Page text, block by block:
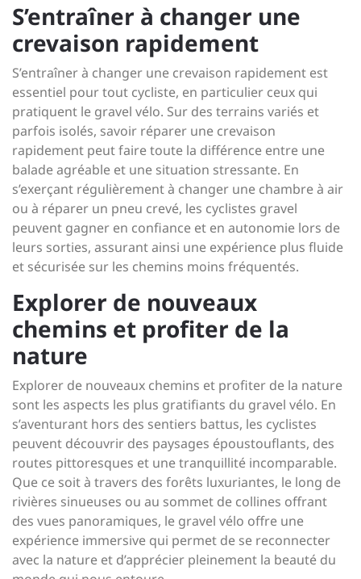
S’entraîner à changer une
crevaison rapidement
S’entraîner à changer une crevaison rapidement est
essentiel pour tout cycliste, en particulier ceux qui
pratiquent le gravel vélo. Sur des terrains variés et
parfois isolés, savoir réparer une crevaison
rapidement peut faire toute la différence entre une
balade agréable et une situation stressante. En
s’exerçant régulièrement à changer une chambre à air
ou à réparer un pneu crevé, les cyclistes gravel
peuvent gagner en confiance et en autonomie lors de
leurs sorties, assurant ainsi une expérience plus fluide
et sécurisée sur les chemins moins fréquentés.
Explorer de nouveaux
chemins et profiter de la
nature
Explorer de nouveaux chemins et profiter de la nature
sont les aspects les plus gratifiants du gravel vélo. En
s’aventurant hors des sentiers battus, les cyclistes
peuvent découvrir des paysages époustouflants, des
routes pittoresques et une tranquillité incomparable.
Que ce soit à travers des forêts luxuriantes, le long de
rivières sinueuses ou au sommet de collines offrant
des vues panoramiques, le gravel vélo offre une
expérience immersive qui permet de se reconnecter
avec la nature et d’apprécier pleinement la beauté du